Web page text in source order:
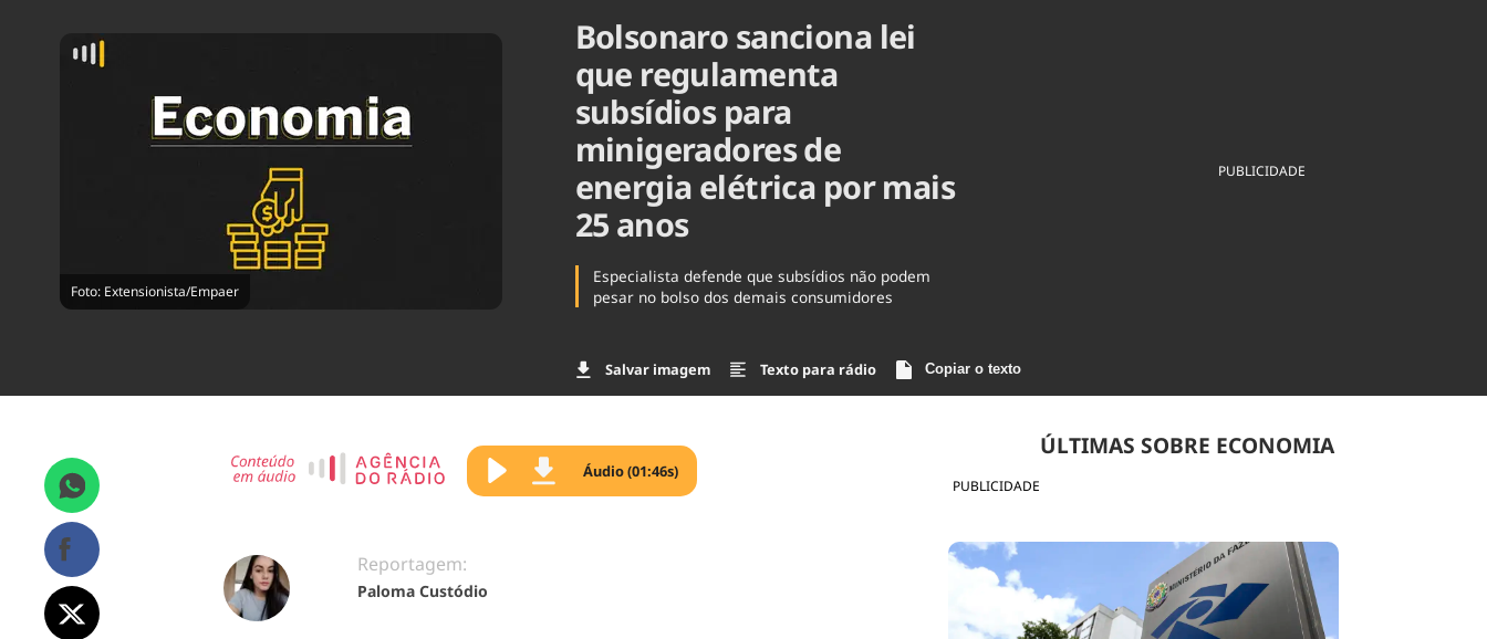
Foto: Extensionista/Empaer
Bolsonaro sanciona lei
que regulamenta
subsídios para
minigeradores de
energia elétrica por mais
25 anos
Especialista defende que subsídios não podem
pesar no bolso dos demais consumidores
Salvar imagem Texto para rádio Copiar o texto
PUBLICIDADE
PUBLICIDADE
ÚLTIMAS SOBRE ECONOMIA
Áudio (01:46s)
Reportagem:
Paloma Custódio